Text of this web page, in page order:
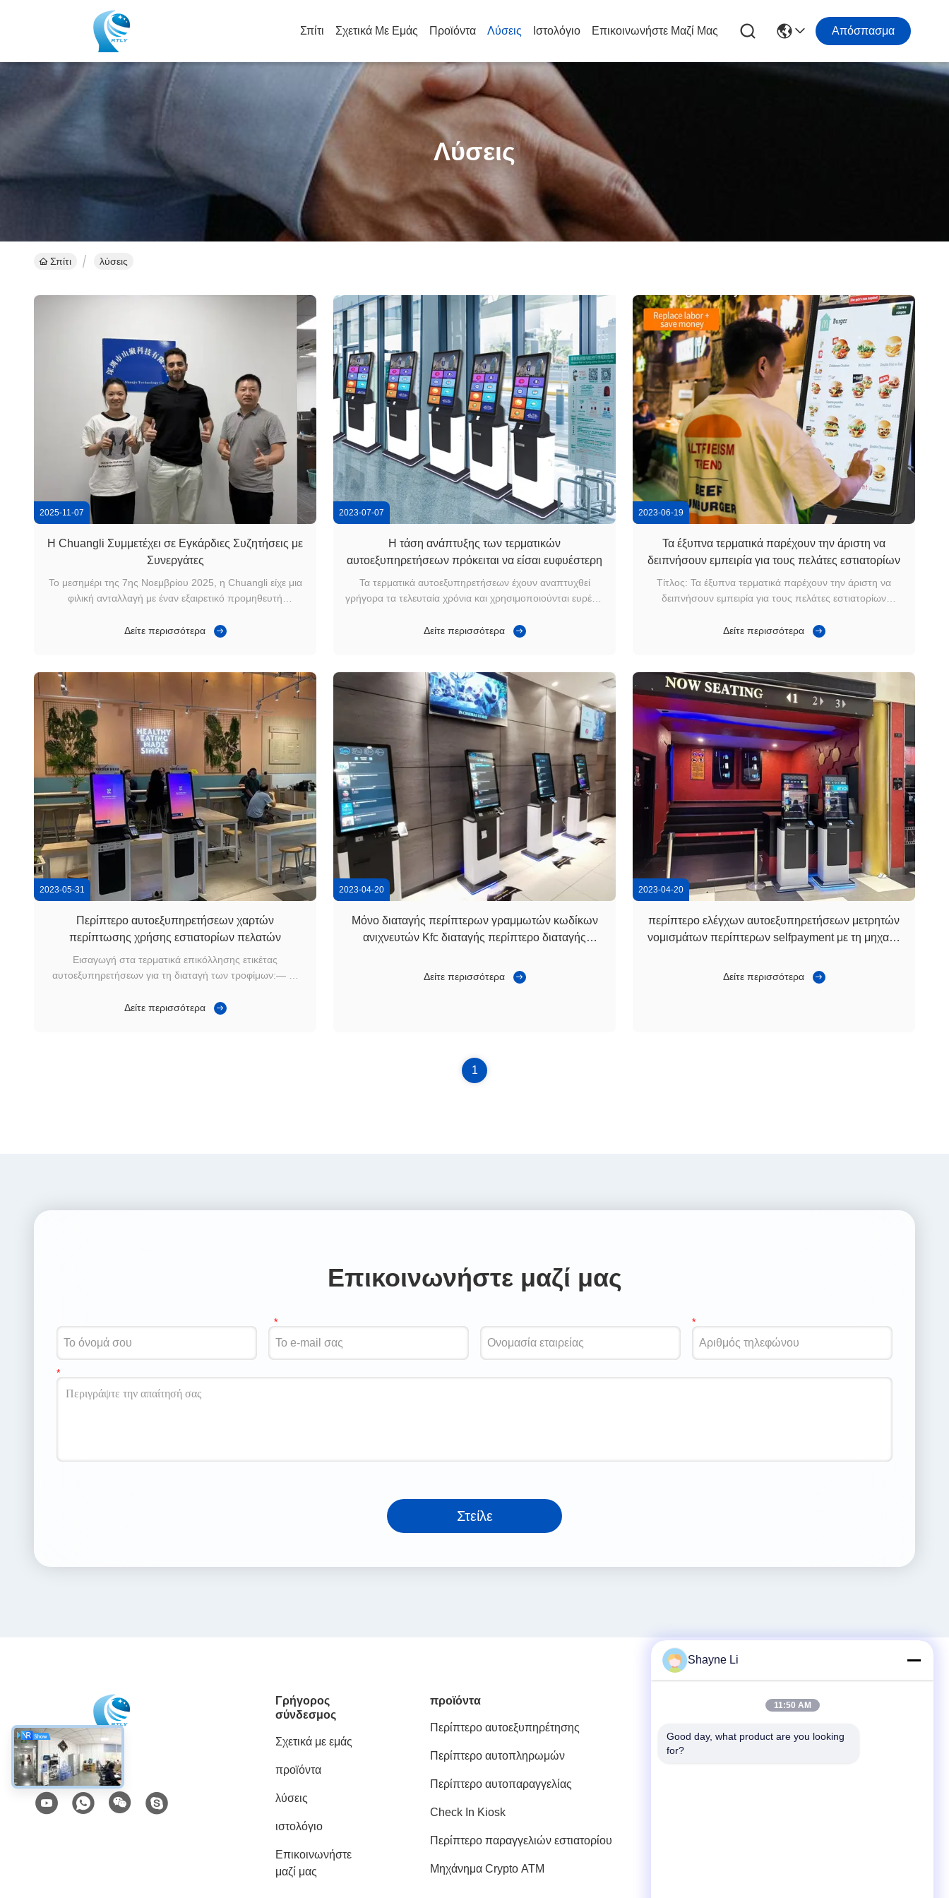
Σπίτι Σχετικά Με Εμάς Προϊόντα Λύσεις Ιστολόγιο Επικοινωνήστε Μαζί Μας Απόσπασμα
Λύσεις
Σπίτι λύσεις
2025-11-07
Η Chuangli Συμμετέχει σε Εγκάρδιες Συζητήσεις με
Συνεργάτες
Το μεσημέρι της 7ης Νοεμβρίου 2025, η Chuangli είχε μια
φιλική ανταλλαγή με έναν εξαιρετικό προμηθευτή
παρουσιάσαμε την ανάπτυξη, την επιχείρηση και την
Δείτε περισσότερα
2023-07-07
Η τάση ανάπτυξης των τερματικών
αυτοεξυπηρετήσεων πρόκειται να είσαι ευφυέστερη
Τα τερματικά αυτοεξυπηρετήσεων έχουν αναπτυχθεί
γρήγορα τα τελευταία χρόνια και χρησιμοποιούνται ευρέως
τερματικά αυτοεξυπηρετήσεων: 1. Τεχνική βελτίωση: Με τη
Δείτε περισσότερα
2023-06-19
Τα έξυπνα τερματικά παρέχουν την άριστη να
δειπνήσουν εμπειρία για τους πελάτες εστιατορίων
Τίτλος: Τα έξυπνα τερματικά παρέχουν την άριστη να
δειπνήσουν εμπειρία για τους πελάτες εστιατορίων
εξοπλισμένα με ένα διαισθητικό και εύχρηστο ενδιάμεσο με
Δείτε περισσότερα
2023-05-31
Περίπτερο αυτοεξυπηρετήσεων χαρτών
περίπτωσης χρήσης εστιατορίων πελατών
Εισαγωγή στα τερματικά επικόλλησης ετικέτας
αυτοεξυπηρετήσεων για τη διαταγή των τροφίμων:— —
πέντε σημαντικές λειτουργίες, επιτυγχάνοντας μηδέν
Δείτε περισσότερα
2023-04-20
Μόνο διαταγής περίπτερων γραμμωτών κωδίκων
ανιχνευτών Kfc διαταγής περίπτερο διαταγής
Δείτε περισσότερα
2023-04-20
περίπτερο ελέγχων αυτοεξυπηρετήσεων μετρητών
νομισμάτων περίπτερων selfpayment με τη μηχανή
Δείτε περισσότερα
1
Επικοινωνήστε μαζί μας
Στείλε
Κοινωνικά Μέσα
Γρήγορος
σύνδεσμος
Σχετικά με εμάς
προϊόντα
λύσεις
ιστολόγιο
Επικοινωνήστε
μαζί μας
προϊόντα
Περίπτερο αυτοεξυπηρέτησης
Περίπτερο αυτοπληρωμών
Περίπτερο αυτοπαραγγελίας
Check In Kiosk
Περίπτερο παραγγελιών εστιατορίου
Μηχάνημα Crypto ATM
Γρήγορη επικοινωνία
Shayne Li
11:50 AM
Good day, what product are you looking
for?